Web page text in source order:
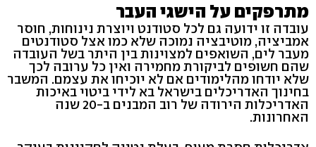
מתרפקים על הישגי העבר
עובדה זו ידועה גם לכל סטודנט ויוצרת נינוחות, חוסר
אמביציה, מוטיבציה נמוכה שלא כמו אצל סטודנטים
מעבר לים, השואפים למצוינות בין היתר בשל העובדה
שהם חשופים לביקורת מחמירה ואין כל ערובה לכך
שלא יודחו מהלימודים אם לא יוכיחו את עצמם. המשבר
בחינוך האדריכלים בישראל בא לידי ביטוי באיכות
האדריכלות הירודה של רוב המבנים ב-20 שנה
האחרונות.